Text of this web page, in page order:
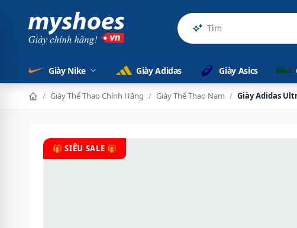
Sản phẩm chính hãn
Giày Nike Giày Adidas Giày Asics
/ Giày Thể Thao Chính Hãng / Giày Thể Thao Nam / Giày Adidas
🎁 SIÊU SALE 🎁